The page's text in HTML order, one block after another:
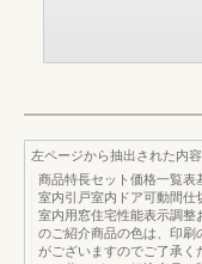
左ページから抽出された内容
商品特長セット価格一覧表
室内引戸室内ドア可動間仕
室内用窓住宅性能表示調整
のご紹介商品の色は、印刷
がございますのでご了承く